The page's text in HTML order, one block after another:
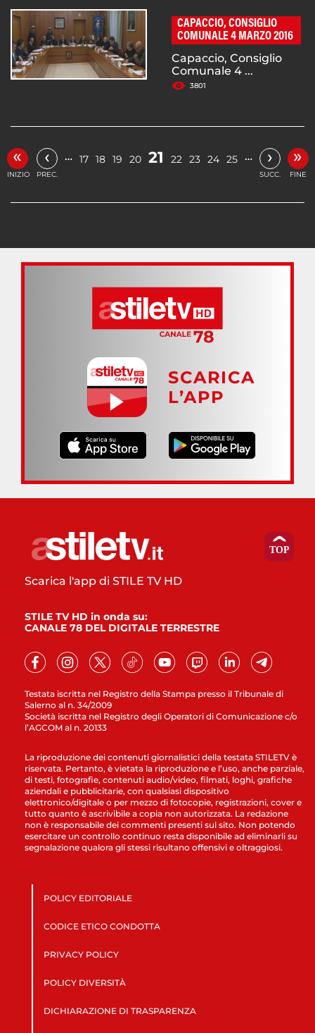
CAPACCIO, CONSIGLIO
COMUNALE 4 MARZO 2016
Capaccio, Consiglio
Comunale 4 ...
3801
«
INIZIO
‹
PREC.
… 17 18 19 20 21 22 23 24 25 … ›
SUCC.
»
FINE
SCARICA
L’APP
Testata iscritta nel Registro della Stampa presso il Tribunale di
Salerno al n. 34/2009
Società iscritta nel Registro degli Operatori di Comunicazione c/o
l’AGCOM al n. 20133
Scarica l'app di STILE TV HD
STILE TV HD in onda su:
CANALE 78 DEL DIGITALE TERRESTRE
La riproduzione dei contenuti giornalistici della testata STILETV è
riservata. Pertanto, è vietata la riproduzione e l’uso, anche parziale,
di testi, fotografie, contenuti audio/video, filmati, loghi, grafiche
aziendali e pubblicitarie, con qualsiasi dispositivo
elettronico/digitale o per mezzo di fotocopie, registrazioni, cover e
tutto quanto è ascrivibile a copia non autorizzata. La redazione
non è responsabile dei commenti presenti sul sito. Non potendo
esercitare un controllo continuo resta disponibile ad eliminarli su
segnalazione qualora gli stessi risultano offensivi e oltraggiosi.
POLICY EDITORIALE
CODICE ETICO CONDOTTA
PRIVACY POLICY
POLICY DIVERSITÀ
DICHIARAZIONE DI TRASPARENZA